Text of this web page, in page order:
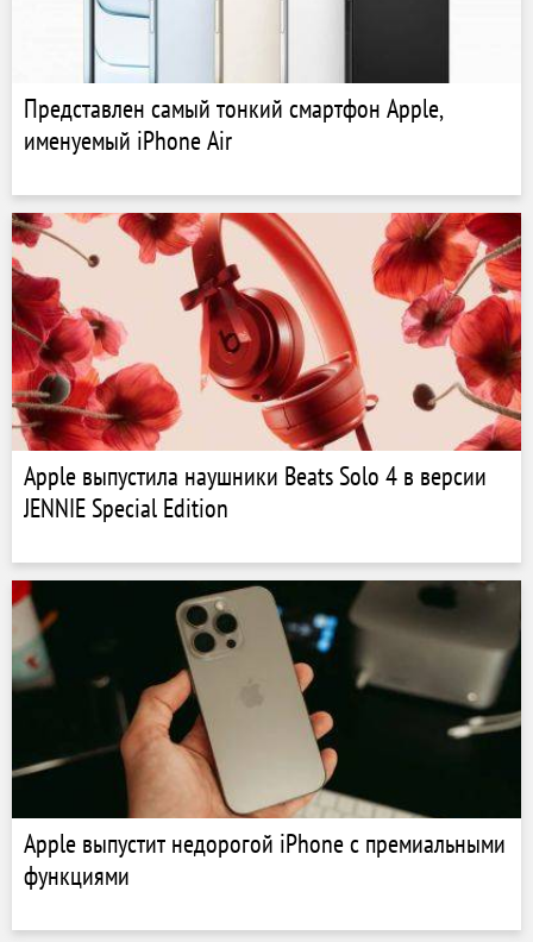
Представлен самый тонкий смартфон Apple,
именуемый iPhone Air
Apple выпустила наушники Beats Solo 4 в версии
JENNIE Special Edition
Apple выпустит недорогой iPhone с премиальными
функциями